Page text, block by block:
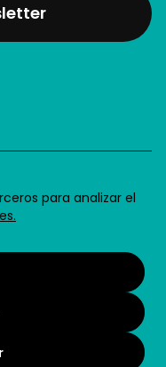
para analizar el